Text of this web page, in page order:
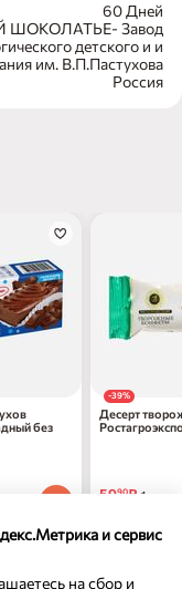
и сервис
на сбор и
60 Дней
ШОКОЛАТЬЕ- Завод
детского и и
им. В.П.Пастухова
Россия
без
-39%
Десерт
5990₽ 1 шт